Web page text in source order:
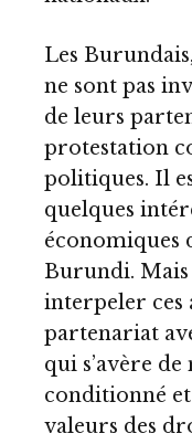
Les
ne sont pas
de leurs
protestation
politiques. Il
quelques
économiques
Burundi. Mais
interpeler ces
partenariat
qui s’avère
conditionné et
valeurs des